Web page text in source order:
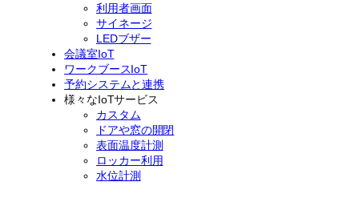
利用者画面
サイネージ
LEDブザー
会議室IoT
ワークブースIoT
予約システムと連携
様々なIoTサービス
カスタム
ドアや窓の開閉
表面温度計測
ロッカー利用
水位計測